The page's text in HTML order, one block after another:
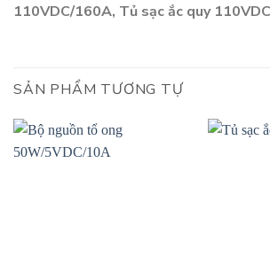
110VDC/160A, Tủ sạc ắc quy
SẢN PHẨM TƯƠNG TỰ